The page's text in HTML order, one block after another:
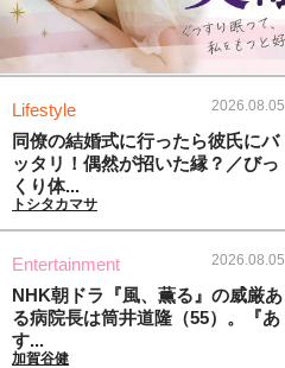
Lifestyle 2026.08.05
同僚の結婚式に行ったら彼氏にバ
ッタリ！偶然が招いた縁？／びっ
くり体...
トシタカマサ
Entertainment 2026.08.05
NHK朝ドラ『風、薫る』の威厳あ
る病院長は筒井道隆（55）。『あ
す...
加賀谷健